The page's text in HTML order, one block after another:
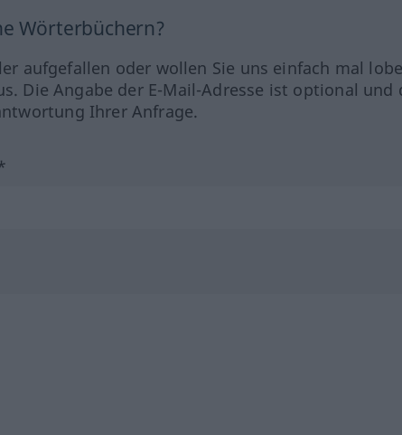
Wörterbüchern?
aufgefallen oder wollen Sie uns einfach mal
Die Angabe der E-Mail-Adresse ist optional und
Ihrer Anfrage.